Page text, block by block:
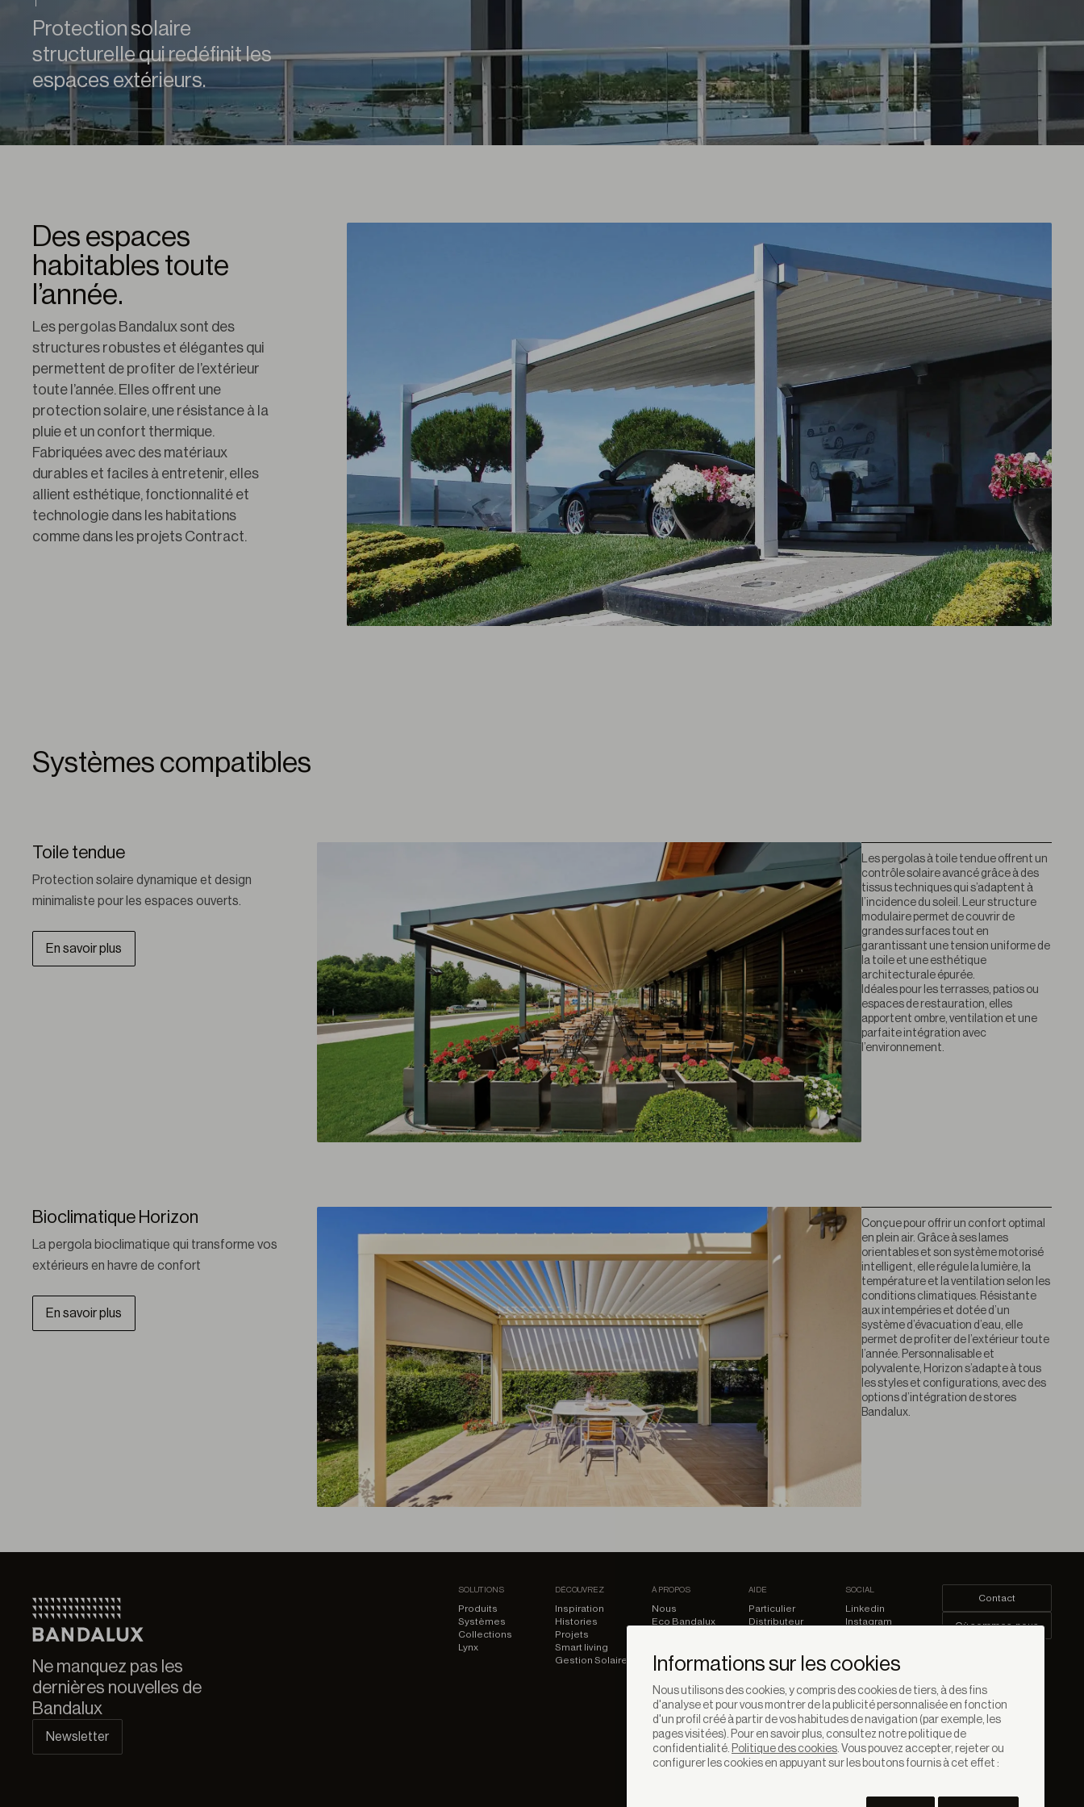
Protection solaire
structurelle qui redéfinit les
espaces extérieurs.
Des espaces
habitables toute
l’année.
Les pergolas Bandalux sont des
structures robustes et élégantes qui
permettent de profiter de l’extérieur
toute l’année. Elles offrent une
protection solaire, une résistance à la
pluie et un confort thermique.
Fabriquées avec des matériaux
durables et faciles à entretenir, elles
allient esthétique, fonctionnalité et
technologie dans les habitations
comme dans les projets Contract.
Systèmes compatibles
Les pergolas à toile tendue offrent un
contrôle solaire avancé grâce à des
tissus techniques qui s’adaptent à
l’incidence du soleil. Leur structure
modulaire permet de couvrir de
grandes surfaces tout en
garantissant une tension uniforme de
la toile et une esthétique
architecturale épurée.
Idéales pour les terrasses, patios ou
espaces de restauration, elles
apportent ombre, ventilation et une
parfaite intégration avec
l’environnement.
Toile tendue
Protection solaire dynamique et design
minimaliste pour les espaces ouverts.
En savoir plus
Conçue pour offrir un confort optimal
en plein air. Grâce à ses lames
orientables et son système motorisé
intelligent, elle régule la lumière, la
température et la ventilation selon les
conditions climatiques. Résistante
aux intempéries et dotée d’un
système d’évacuation d’eau, elle
permet de profiter de l’extérieur toute
l’année. Personnalisable et
polyvalente, Horizon s’adapte à tous
les styles et configurations, avec des
options d’intégration de stores
Bandalux.
Bioclimatique Horizon
La pergola bioclimatique qui transforme vos
extérieurs en havre de confort
En savoir plus
Ne manquez pas les
dernières nouvelles de
Bandalux
Newsletter
SOLUTIONS
Produits
Systèmes
Collections
Lynx
DÉCOUVREZ
Inspiration
Histories
Projets
Smart living
Gestion Solaire
À PROPOS
Nous
Eco Bandalux
AIDE
Particulier
Distributeur
SOCIAL
Linkedin
Instagram
Pinterest
Contact
Où sommes-nous
Informations sur les cookies
Nous utilisons des cookies, y compris des cookies de tiers, à des fins
d'analyse et pour vous montrer de la publicité personnalisée en fonction
d'un profil créé à partir de vos habitudes de navigation (par exemple, les
pages visitées). Pour en savoir plus, consultez notre politique de
confidentialité. Politique des cookies. Vous pouvez accepter, rejeter ou
configurer les cookies en appuyant sur les boutons fournis à cet effet :